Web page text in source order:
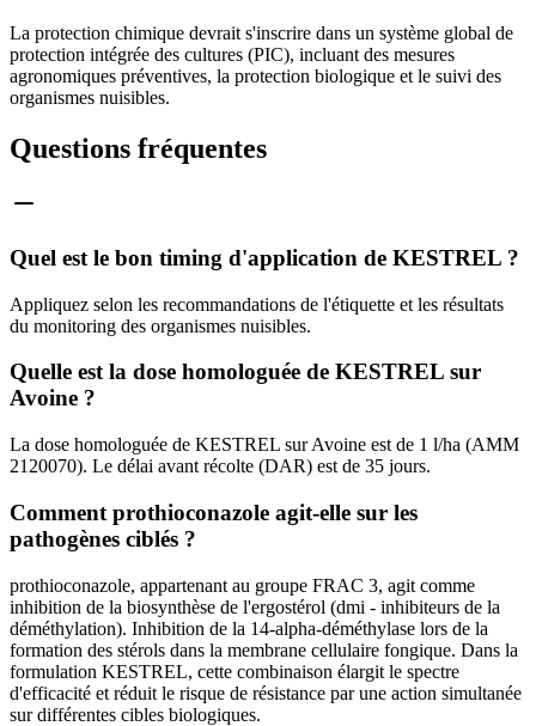
La protection chimique devrait s'inscrire dans un système global de
protection intégrée des cultures (PIC), incluant des mesures
agronomiques préventives, la protection biologique et le suivi des
organismes nuisibles.
Questions fréquentes
Quel est le bon timing d'application de KESTREL ?
Appliquez selon les recommandations de l'étiquette et les résultats
du monitoring des organismes nuisibles.
Quelle est la dose homologuée de KESTREL sur
Avoine ?
La dose homologuée de KESTREL sur Avoine est de 1 l/ha (AMM
2120070). Le délai avant récolte (DAR) est de 35 jours.
Comment prothioconazole agit-elle sur les
pathogènes ciblés ?
prothioconazole, appartenant au groupe FRAC 3, agit comme
inhibition de la biosynthèse de l'ergostérol (dmi - inhibiteurs de la
déméthylation). Inhibition de la 14-alpha-déméthylase lors de la
formation des stérols dans la membrane cellulaire fongique. Dans la
formulation KESTREL, cette combinaison élargit le spectre
d'efficacité et réduit le risque de résistance par une action simultanée
sur différentes cibles biologiques.